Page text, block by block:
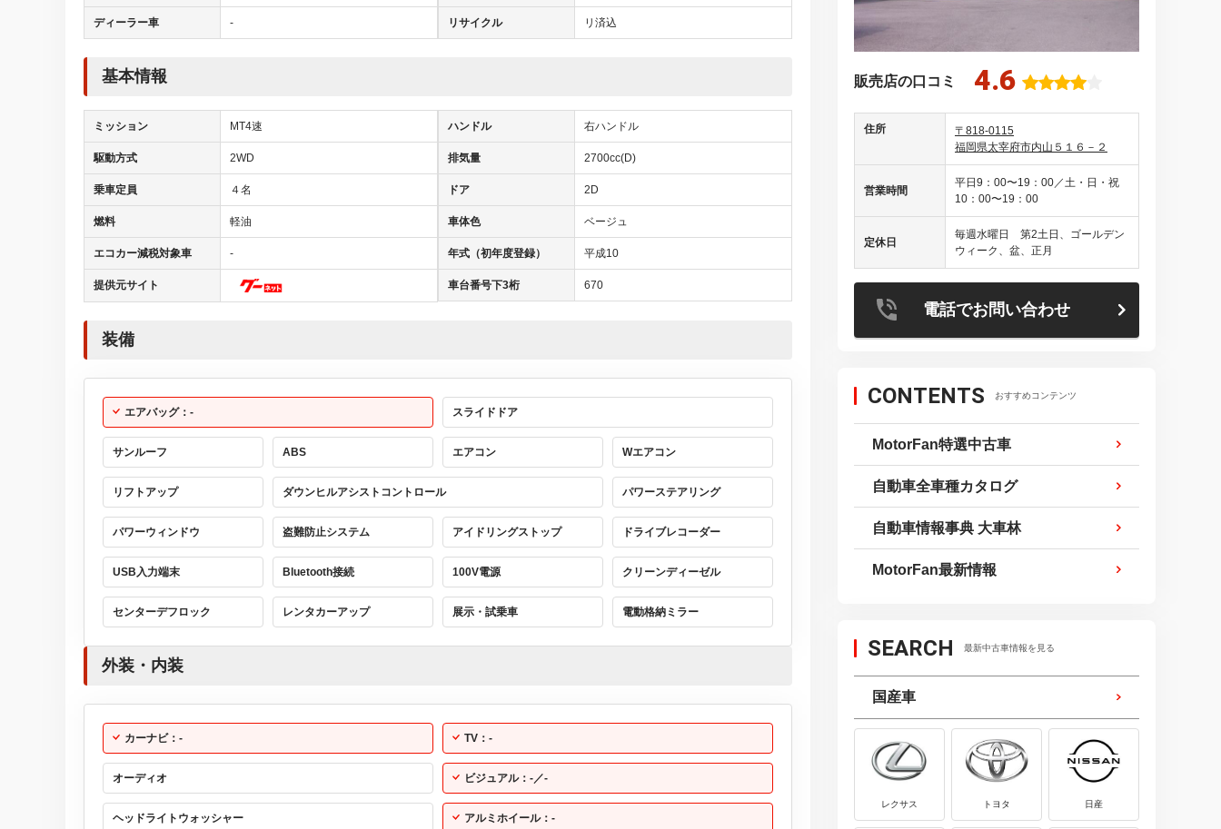
ディーラー車 - リサイクル リ済込
基本情報
ミッション MT4速
駆動方式 2WD
乗車定員 ４名
燃料 軽油
エコカー減税対象車 -
提供元サイト
ハンドル 右ハンドル
排気量 2700cc(D)
ドア 2D
車体色 ベージュ
年式（初年度登録） 平成10
車台番号下3桁 670
装備
エアバッグ：- スライドドア
サンルーフ ABS エアコン Wエアコン
リフトアップ ダウンヒルアシストコントロール パワーステアリング
パワーウィンドウ 盗難防止システム アイドリングストップ ドライブレコーダー
USB入力端末 Bluetooth接続 100V電源 クリーンディーゼル
センターデフロック レンタカーアップ 展示・試乗車 電動格納ミラー
外装・内装
カーナビ：- TV：-
オーディオ ビジュアル：-／-
ヘッドライトウォッシャー アルミホイール：-
販売店の口コミ 4.6
住所
〒818-0115
福岡県太宰府市内山５１６－２
営業時間
平日9：00〜19：00／土・日・祝
10：00〜19：00
定休日
毎週水曜日 第2土日、ゴールデン
ウィーク、盆、正月
電話でお問い合わせ
CONTENTS おすすめコンテンツ
MotorFan特選中古車
自動車全車種カタログ
自動車情報事典 大車林
MotorFan最新情報
SEARCH 最新中古車情報を見る
国産車
レクサス トヨタ 日産